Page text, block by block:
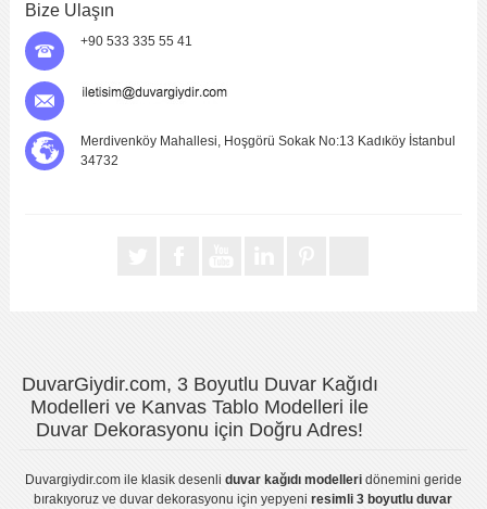
Bize Ulaşın
+90 533 335 55 41
Merdivenköy Mahallesi, Hoşgörü Sokak No:13 Kadıköy İstanbul
34732
DuvarGiydir.com, 3 Boyutlu Duvar Kağıdı
Modelleri ve Kanvas Tablo Modelleri ile
Duvar Dekorasyonu için Doğru Adres!
Duvargiydir.comile klasik desenli duvar kağıdı modelleridönemini geride
bırakıyoruz veduvar dekorasyonu için yepyeniresimli 3 boyutlu duvar